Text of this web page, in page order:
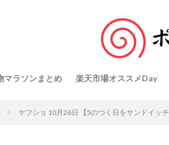
マラソンまとめ 楽天市場オススメDay
ヤフショ 10月26日 【5のつく日をサンドイッ